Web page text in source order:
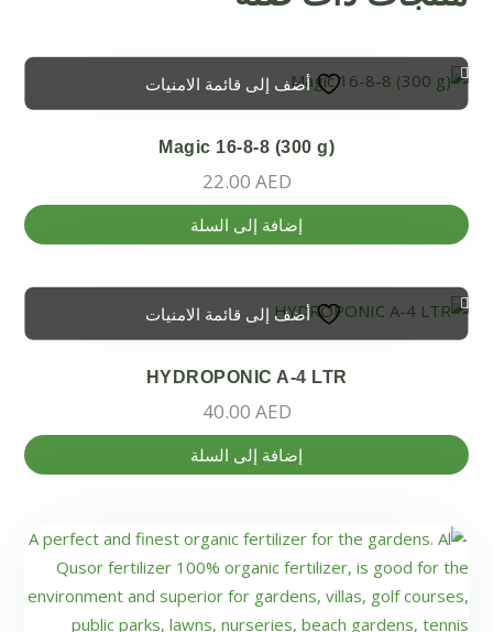
Magic 16-8-8 (300 g)
22.00 AED
إضافة إلى السلة
أضف إلى قائمة الامنيات
HYDROPONIC A-4 LTR
40.00 AED
إضافة إلى السلة
أضف إلى قائمة الامنيات